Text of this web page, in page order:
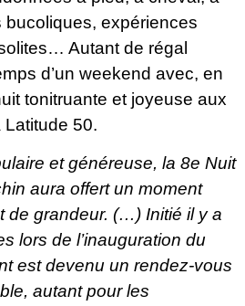
expériences
Autant de régal
d’un weekend avec, en
tonitruante et joyeuse aux
50.
et généreuse, la 8e Nuit
aura offert un moment
de grandeur. (…) Initié il y a
lors de l’inauguration du
est devenu un rendez-vous
autant pour les